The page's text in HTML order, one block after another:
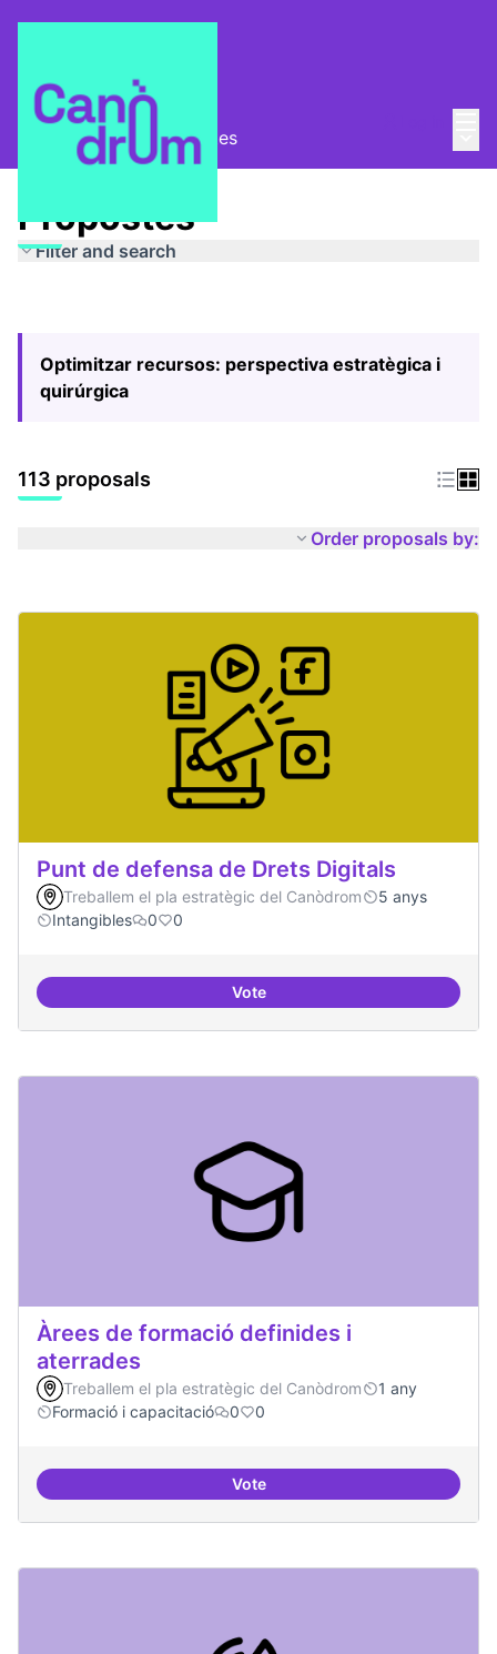
Pla Estratègic Propostes
Propostes
Filter and search
Optimitzar recursos: perspectiva estratègica i
quirúrgica
113 proposals
Order proposals by:
Punt de defensa de Drets Digitals
Treballem el pla estratègic del Canòdrom
5 anys
Intangibles
0 0
VotePunt de defensa de Drets Digitals
Àrees de formació definides i
aterrades
Treballem el pla estratègic del Canòdrom
1 any
Formació i capacitació
0 0
VoteÀrees de formació definides i